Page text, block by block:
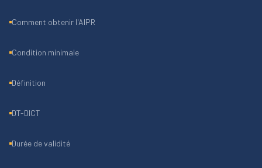
Comment obtenir l'AIPR
Condition minimale
Définition
DT-DICT
Durée de validité